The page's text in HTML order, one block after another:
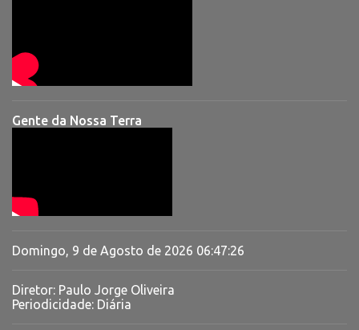
Gente da Nossa Terra
Domingo, 9 de Agosto de 2026 06:47:27
Diretor: Paulo Jorge Oliveira
Periodicidade: Diária